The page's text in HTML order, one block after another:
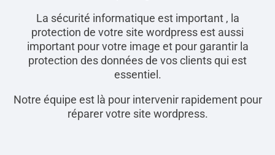
La sécurité informatique est important , la
protection de votre site wordpress est aussi
important pour votre image et pour garantir la
protection des données de vos clients qui est
essentiel.
Notre équipe est là pour intervenir rapidement pour
réparer votre site wordpress.